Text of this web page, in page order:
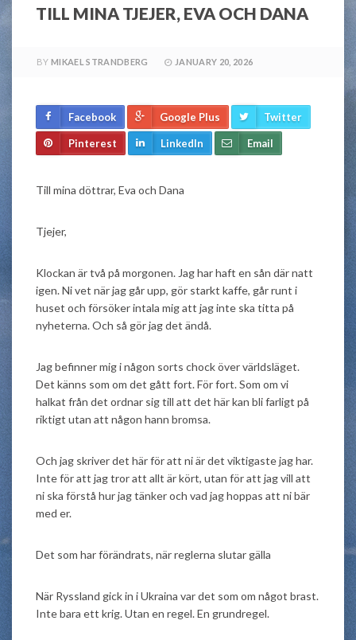
TILL MINA TJEJER, EVA OCH DANA
BY MIKAEL STRANDBERG JANUARY 20, 2026
Facebook Google Plus Twitter
Pinterest LinkedIn Email
Till mina döttrar, Eva och Dana
Tjejer,
Klockan är två på morgonen. Jag har haft en sån där natt
igen. Ni vet när jag går upp, gör starkt kaffe, går runt i
huset och försöker intala mig att jag inte ska titta på
nyheterna. Och så gör jag det ändå.
Jag befinner mig i någon sorts chock över världsläget.
Det känns som om det gått fort. För fort. Som om vi
halkat från det ordnar sig till att det här kan bli farligt på
riktigt utan att någon hann bromsa.
Och jag skriver det här för att ni är det viktigaste jag har.
Inte för att jag tror att allt är kört, utan för att jag vill att
ni ska förstå hur jag tänker och vad jag hoppas att ni bär
med er.
Det som har förändrats, när reglerna slutar gälla
När Ryssland gick in i Ukraina var det som om något brast.
Inte bara ett krig. Utan en regel. En grundregel.